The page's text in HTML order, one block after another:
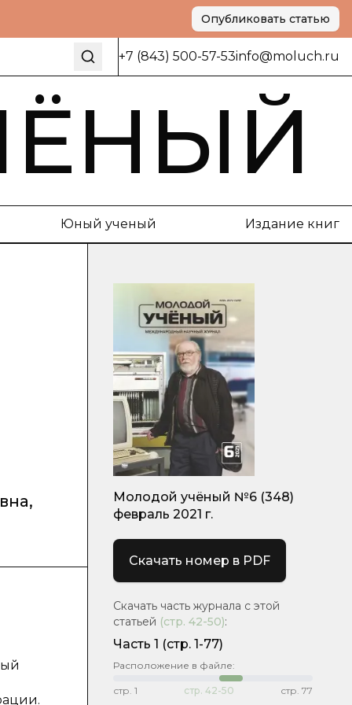
Опубликовать статью
+7 (843) 500-57-53info@moluch.ru
Юный ученый Издание книг
,
Молодой учёный №6 (348)
февраль 2021 г.
Скачать номер в PDF
Скачать часть журнала с этой
статьей (стр. 42-50):
Часть 1 (стр. 1-77)
Расположение в файле:
стр. 1 стр. 42-50 стр. 77